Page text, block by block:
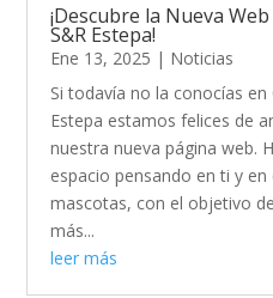
¡Descubre la Nueva
S&R Estepa!
Ene 13, 2025 | Noticias
Si todavía no la conocías en
Estepa estamos felices de
nuestra nueva página web.
espacio pensando en ti y
mascotas, con el objetivo
más...
leer más